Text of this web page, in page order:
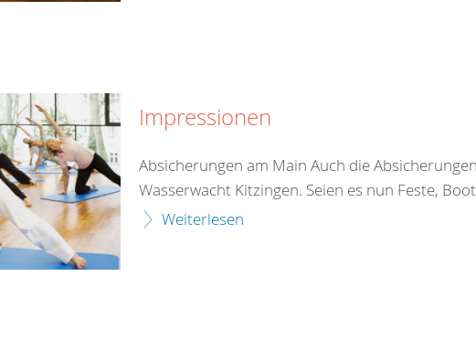
Impressionen
Absicherungen am Main Auch die
Wasserwacht Kitzingen. Seien es nun Feste,
Weiterlesen